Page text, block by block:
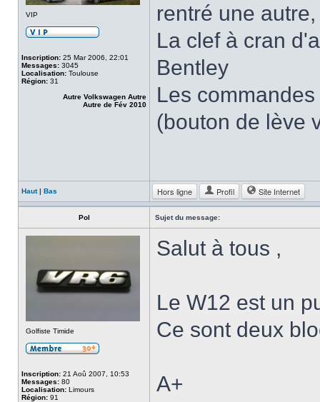
VIP
Inscription: 25 Mar 2006, 22:01
Messages: 3045
Localisation: Toulouse
Région: 31
Autre Volkswagen Autre
Autre de Fév 2010
rentré une
La clef à cran
Bentley
Les
(bouton de lève
Haut| Bas Hors ligne Profil Site Internet
Pol Sujet du message:
Golfiste Timide
Inscription: 21 Aoû 2007, 10:53
Messages: 80
Localisation: Limours
Région: 91
Salut à tous ,
Le W12 est un
Ce sont deux
A+